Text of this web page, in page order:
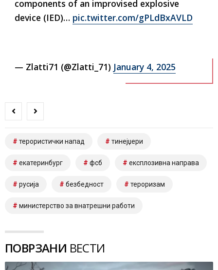
components of an improvised explosive
device (IED)… pic.twitter.com/gPLdBxAVLD
— Zlatti71 (@Zlatti_71) January 4, 2025
терористички напад тинејџери
екатеринбург фсб експлозивна направа
русија безбедност тероризам
министерство за внатрешни работи
ПОВРЗАНИ ВЕСТИ